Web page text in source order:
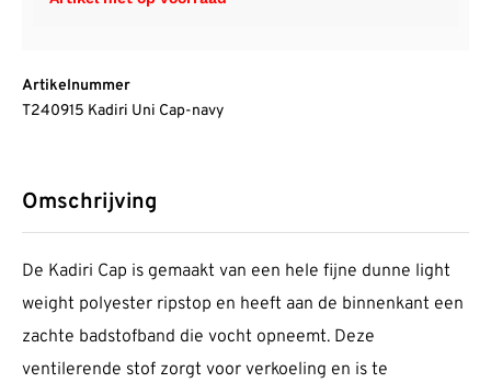
Artikelnummer
T240915 Kadiri Uni Cap-navy
Omschrijving
De Kadiri Cap is gemaakt van een hele fijne dunne light
weight polyester ripstop en heeft aan de binnenkant een
zachte badstofband die vocht opneemt. Deze
ventilerende stof zorgt voor verkoeling en is te